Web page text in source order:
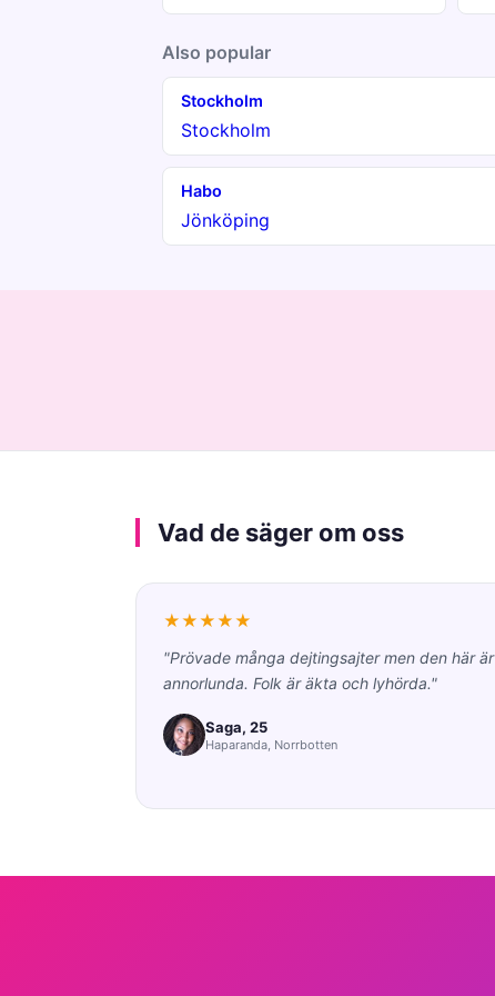
Also popular
Stockholm
Stockholm
Habo
Jönköping
Vad de säger om oss
★★★★★
"Prövade många dejtingsajter men den här är
annorlunda. Folk är äkta och lyhörda."
Saga, 25
Haparanda, Norrbotten